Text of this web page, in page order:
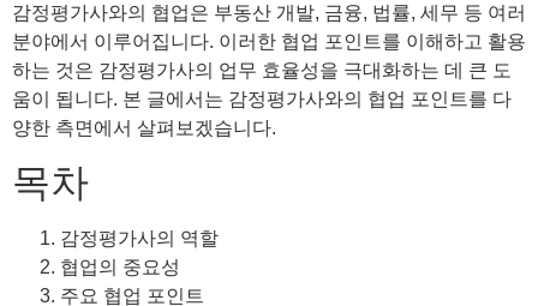
감정평가사와의 협업은 부동산 개발, 금융, 법률, 세무 등 여러
분야에서 이루어집니다. 이러한 협업 포인트를 이해하고 활용
하는 것은 감정평가사의 업무 효율성을 극대화하는 데 큰 도
움이 됩니다. 본 글에서는 감정평가사와의 협업 포인트를 다
양한 측면에서 살펴보겠습니다.
목차
감정평가사의 역할
협업의 중요성
주요 협업 포인트